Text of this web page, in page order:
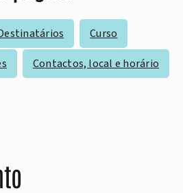
Curso
Contactos, local e horário